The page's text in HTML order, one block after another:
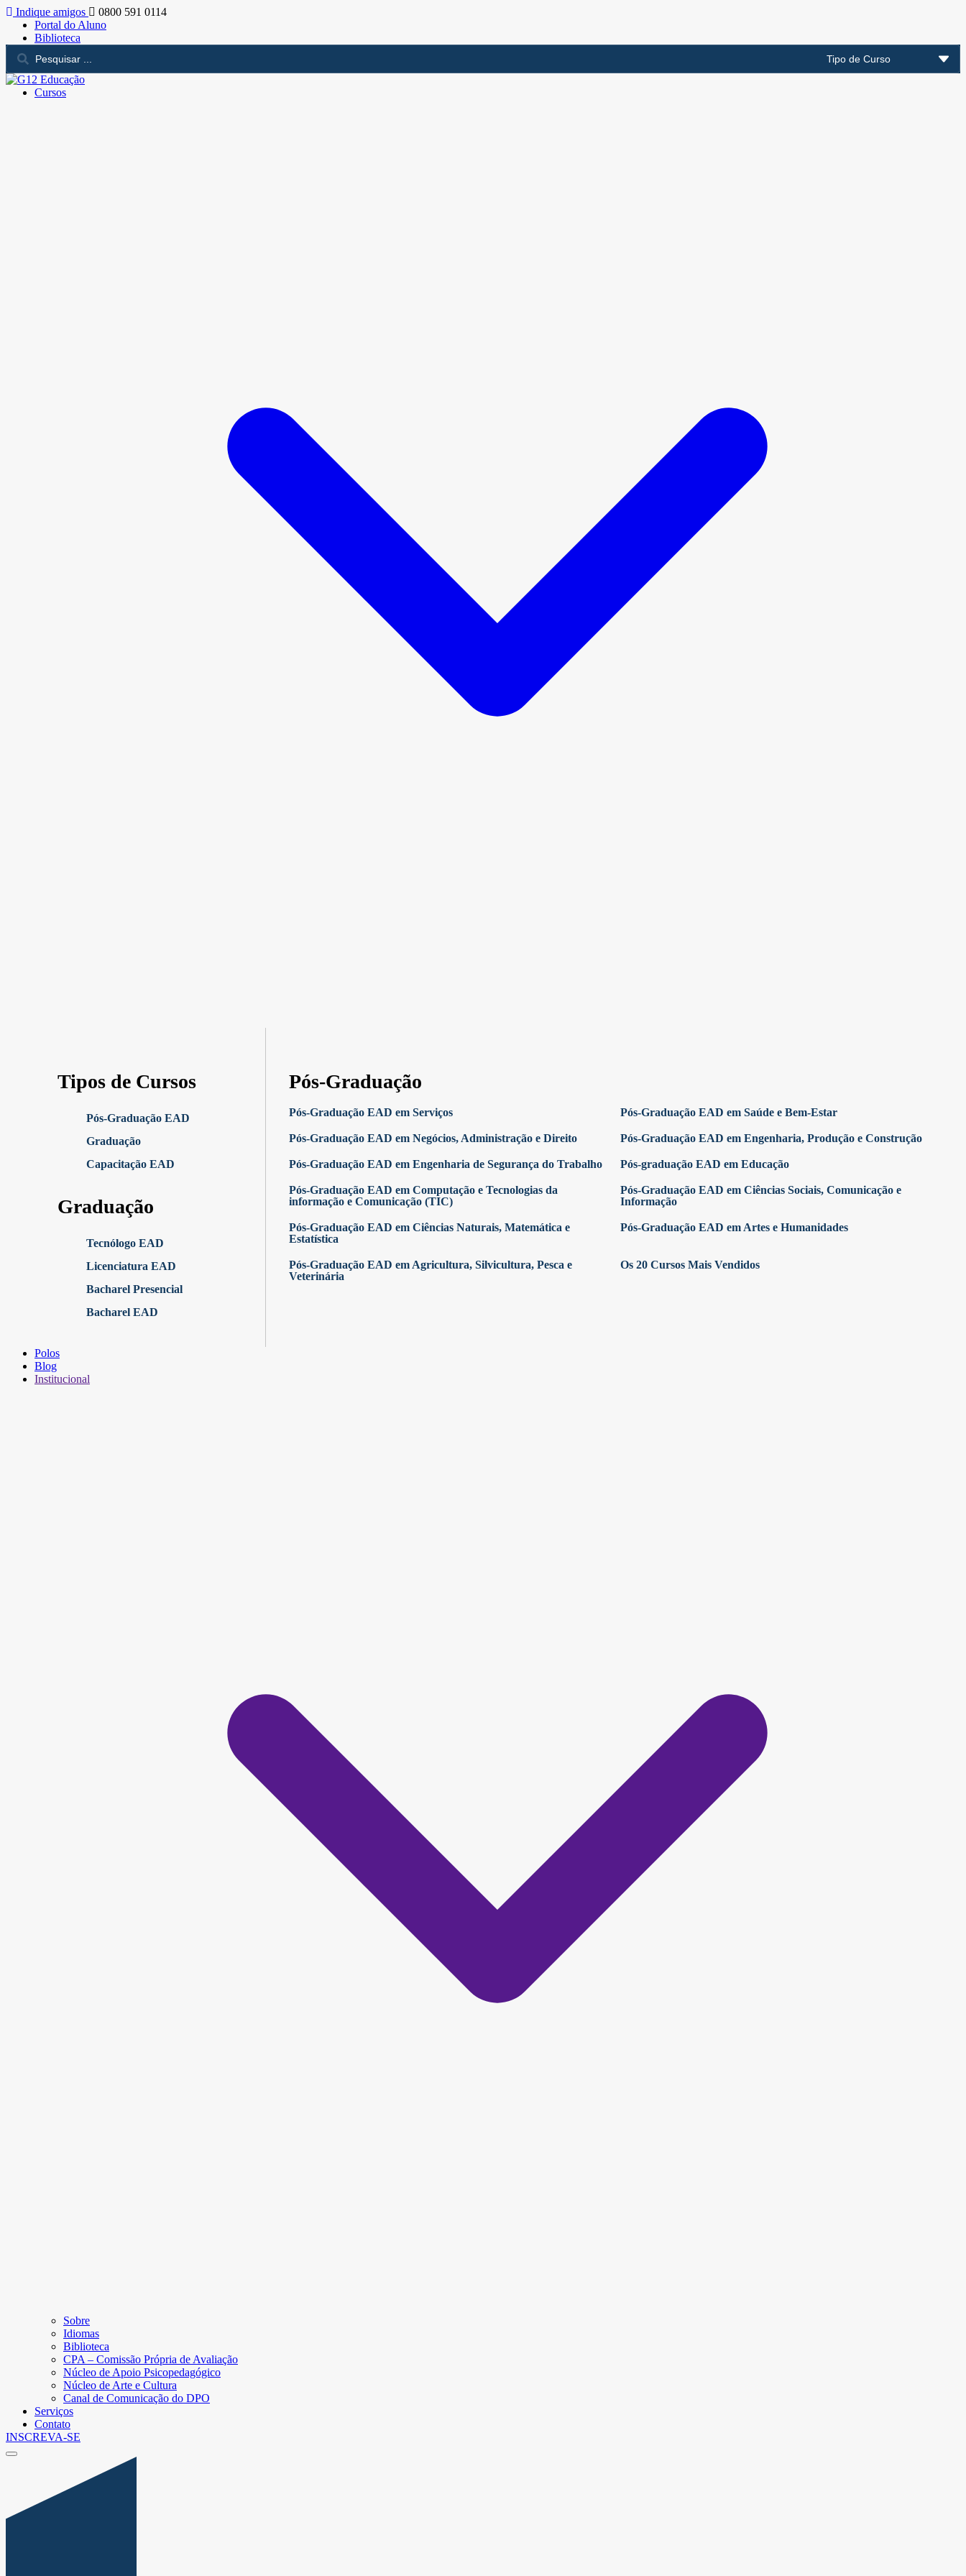
Indique amigos
0800 591 0114
Portal do Aluno
Biblioteca
Cursos
Tipos de Cursos
Pós-Graduação EAD
Graduação
Capacitação EAD
Graduação
Tecnólogo EAD
Licenciatura EAD
Bacharel Presencial
Bacharel EAD
Pós-Graduação
Pós-Graduação EAD em Serviços Pós-Graduação EAD em Saúde e Bem-Estar
Pós-Graduação EAD em Negócios, Administração e Direito Pós-Graduação EAD em Engenharia, Produção e Construção
Pós-Graduação EAD em Engenharia de Segurança do Trabalho Pós-graduação EAD em Educação
Pós-Graduação EAD em Computação e Tecnologias da
informação e Comunicação (TIC)
Pós-Graduação EAD em Ciências Sociais, Comunicação e
Informação
Pós-Graduação EAD em Ciências Naturais, Matemática e
Estatística
Pós-Graduação EAD em Artes e Humanidades
Pós-Graduação EAD em Agricultura, Silvicultura, Pesca e
Veterinária
Os 20 Cursos Mais Vendidos
Polos
Blog
Institucional
Sobre
Idiomas
Biblioteca
CPA – Comissão Própria de Avaliação
Núcleo de Apoio Psicopedagógico
Núcleo de Arte e Cultura
Canal de Comunicação do DPO
Serviços
Contato
INSCREVA-SE